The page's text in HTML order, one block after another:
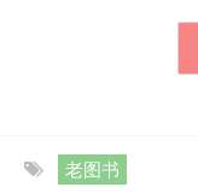
老图书